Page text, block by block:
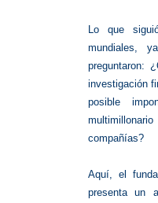
Lo que
mundiales,
preguntaron:
investigación
posible
compañías?
Aquí, el
presenta un